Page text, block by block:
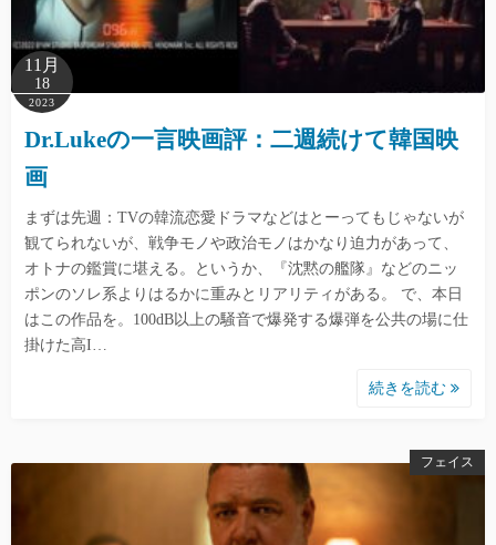
11月
18
2023
Dr.Lukeの一言映画評：二週続けて韓国映
画
まずは先週：TVの韓流恋愛ドラマなどはとーってもじゃないが
観てられないが、戦争モノや政治モノはかなり迫力があって、
オトナの鑑賞に堪える。というか、『沈黙の艦隊』などのニッ
ポンのソレ系よりはるかに重みとリアリティがある。 で、本日
はこの作品を。100dB以上の騒音で爆発する爆弾を公共の場に仕
掛けた高I…
続きを読む
フェイス